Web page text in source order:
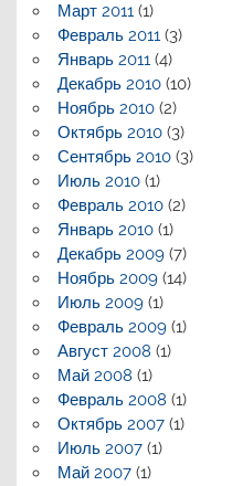
Март 2011(1)
Февраль 2011(3)
Январь 2011(4)
Декабрь 2010(10)
Ноябрь 2010(2)
Октябрь 2010(3)
Сентябрь 2010(3)
Июль 2010(1)
Февраль 2010(2)
Январь 2010(1)
Декабрь 2009(7)
Ноябрь 2009(14)
Июль 2009(1)
Февраль 2009(1)
Август 2008 (1)
Май 2008 (1)
Февраль 2008 (1)
Октябрь 2007(1)
Июль 2007(1)
Май 2007(1)